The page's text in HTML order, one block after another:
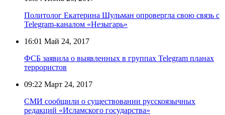
Политолог Екатерина Шульман опровергла свою связь с
Telegram-каналом «Незыгарь»
16:01 Май 24, 2017
ФСБ заявила о выявленных в группах Telegram планах
террористов
09:22 Март 24, 2017
СМИ сообщили о существовании русскоязычных
редакций «Исламского государства»